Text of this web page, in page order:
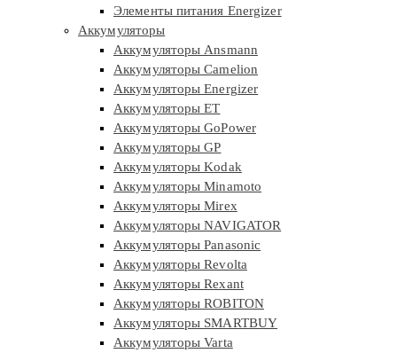
Элементы питания Energizer
Аккумуляторы
Аккумуляторы Ansmann
Аккумуляторы Camelion
Аккумуляторы Energizer
Аккумуляторы ET
Аккумуляторы GoPower
Аккумуляторы GP
Аккумуляторы Kodak
Аккумуляторы Minamoto
Аккумуляторы Mirex
Аккумуляторы NAVIGATOR
Аккумуляторы Panasonic
Аккумуляторы Revolta
Аккумуляторы Rexant
Аккумуляторы ROBITON
Аккумуляторы SMARTBUY
Аккумуляторы Varta